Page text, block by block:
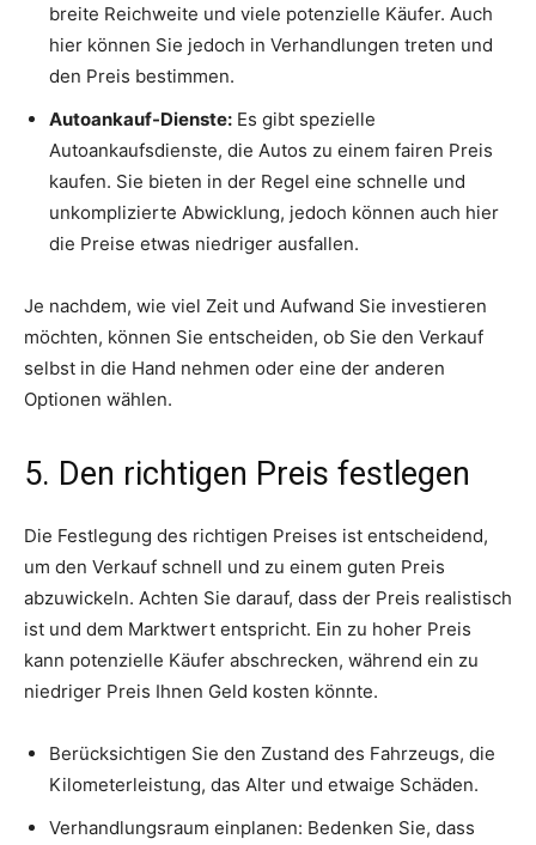
breite Reichweite und viele potenzielle Käufer. Auch
hier können Sie jedoch in Verhandlungen treten und
den Preis bestimmen.
Autoankauf-Dienste: Es gibt spezielle
Autoankaufsdienste, die Autos zu einem fairen Preis
kaufen. Sie bieten in der Regel eine schnelle und
unkomplizierte Abwicklung, jedoch können auch hier
die Preise etwas niedriger ausfallen.
Je nachdem, wie viel Zeit und Aufwand Sie investieren
möchten, können Sie entscheiden, ob Sie den Verkauf
selbst in die Hand nehmen oder eine der anderen
Optionen wählen.
5. Den richtigen Preis festlegen
Die Festlegung des richtigen Preises ist entscheidend,
um den Verkauf schnell und zu einem guten Preis
abzuwickeln. Achten Sie darauf, dass der Preis realistisch
ist und dem Marktwert entspricht. Ein zu hoher Preis
kann potenzielle Käufer abschrecken, während ein zu
niedriger Preis Ihnen Geld kosten könnte.
Berücksichtigen Sie den Zustand des Fahrzeugs, die
Kilometerleistung, das Alter und etwaige Schäden.
Verhandlungsraum einplanen: Bedenken Sie, dass